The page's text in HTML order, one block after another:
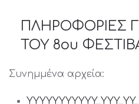
ΠΛΗΡΟΦΟΡΙΕΣ
ΤΟΥ 8ου
Συνημμένα αρχεία: